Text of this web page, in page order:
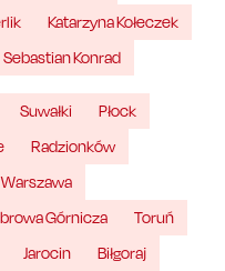
Katarzyna Kołeczek
Sebastian Konrad
Suwałki
Płock
Radzionków
Warszawa
Górnicza
Toruń
Jarocin
Biłgoraj